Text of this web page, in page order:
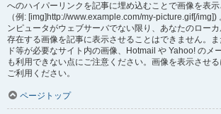
へのハイパーリンクを記事に埋め込むことで画像を表
（例: [img]http://www.example.com/my-picture.gif[/img])
ンピュータがウェブサーバでない限り、あなたのロー
存在する画像を記事に表示させることはできません。
ド等が必要なサイト内の画像、Hotmail や Yahoo! のメ
も利用できない点にご注意ください。画像を表示させ
ご利用ください。
ページトップ